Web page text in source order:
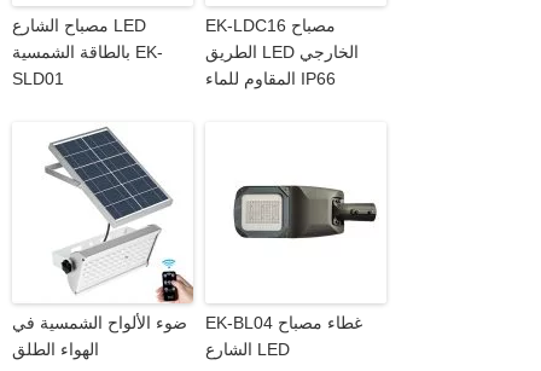
مصباح الشارع LED
بالطاقة الشمسية EK-
SLD01
EK-LDC16 مصباح
الطريق LED الخارجي
المقاوم للماء IP66
ضوء الألواح الشمسية في
الهواء الطلق
EK-BL04 غطاء مصباح
الشارع LED